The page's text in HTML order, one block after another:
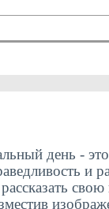
день -
и